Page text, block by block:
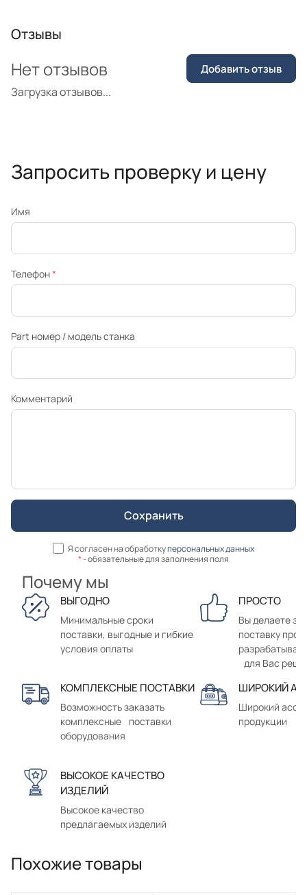
Отзывы
Загрузка отзывов...
Нет отзывов Добавить отзыв
Запросить проверку и цену
Имя
Телефон*
Part номер / модель станка
Комментарий
Я согласен на обработкуперсональных данных
*- обязательные для заполнения поля
Почему мы
ВЫГОДНО
Минимальные сроки
поставки, выгодные и гибкие
условия оплаты
ПРОСТО
Вы делаете
поставку
для Вас
КОМПЛЕКСНЫЕ ПОСТАВКИ
Возможность заказать
комплексные поставки
оборудования
ШИРОКИЙ
Широкий
продукции
ВЫСОКОЕ КАЧЕСТВО
ИЗДЕЛИЙ
Высокое качество
предлагаемых изделий
Похожие товары